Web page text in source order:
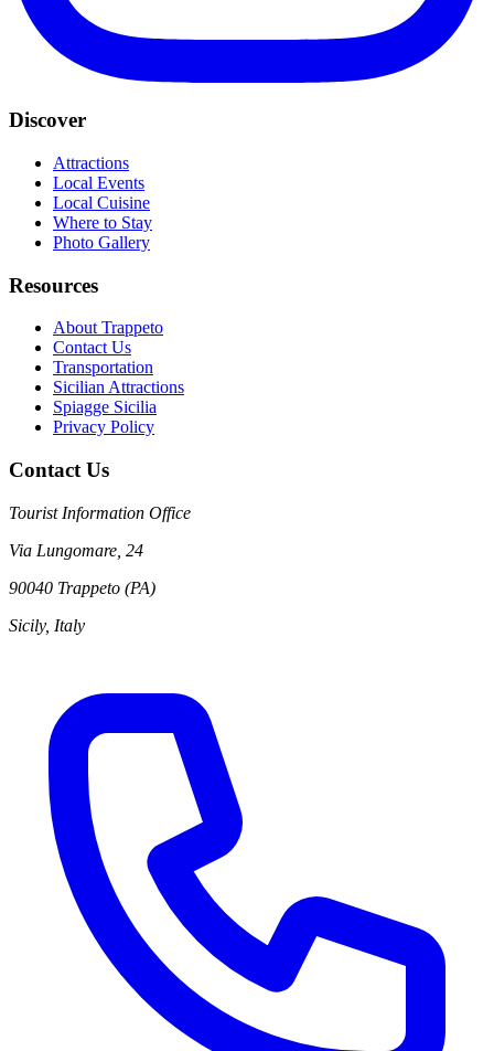
Discover
Attractions
Local Events
Local Cuisine
Where to Stay
Photo Gallery
Resources
About Trappeto
Contact Us
Transportation
Sicilian Attractions
Spiagge Sicilia
Privacy Policy
Contact Us
Tourist Information Office
Via Lungomare, 24
90040 Trappeto (PA)
Sicily, Italy